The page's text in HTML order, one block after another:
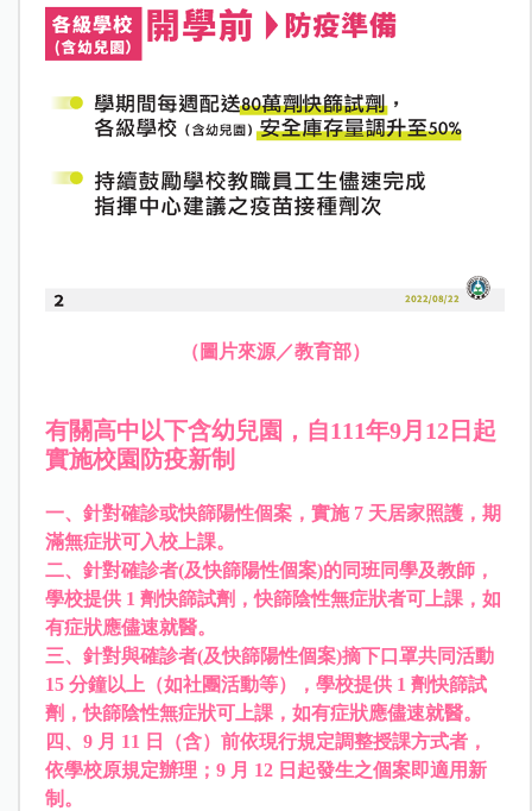
（圖片來源／教育部）
有關高中以下含幼兒園，自111年9月12日起
實施校園防疫新制
一、針對確診或快篩陽性個案，實施 7 天居家照護，期
滿無症狀可入校上課。
二、針對確診者(及快篩陽性個案)的同班同學及教師，
學校提供 1 劑快篩試劑，快篩陰性無症狀者可上課，如
有症狀應儘速就醫。
三、針對與確診者(及快篩陽性個案)摘下口罩共同活動
15 分鐘以上（如社團活動等），學校提供 1 劑快篩試
劑，快篩陰性無症狀可上課，如有症狀應儘速就醫。
四、9 月 11 日（含）前依現行規定調整授課方式者，
依學校原規定辦理；9 月 12 日起發生之個案即適用新
制。